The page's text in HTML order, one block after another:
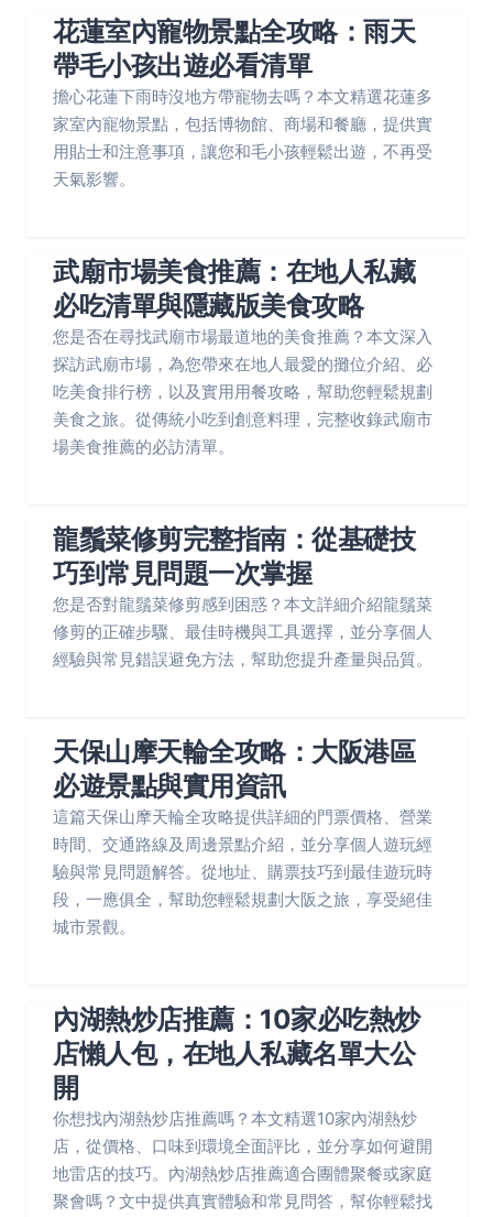
花蓮室內寵物景點全攻略：雨天
帶毛小孩出遊必看清單
擔心花蓮下雨時沒地方帶寵物去嗎？本文精選花蓮多
家室內寵物景點，包括博物館、商場和餐廳，提供實
用貼士和注意事項，讓您和毛小孩輕鬆出遊，不再受
天氣影響。
武廟市場美食推薦：在地人私藏
必吃清單與隱藏版美食攻略
您是否在尋找武廟市場最道地的美食推薦？本文深入
探訪武廟市場，為您帶來在地人最愛的攤位介紹、必
吃美食排行榜，以及實用用餐攻略，幫助您輕鬆規劃
美食之旅。從傳統小吃到創意料理，完整收錄武廟市
場美食推薦的必訪清單。
龍鬚菜修剪完整指南：從基礎技
巧到常見問題一次掌握
您是否對龍鬚菜修剪感到困惑？本文詳細介紹龍鬚菜
修剪的正確步驟、最佳時機與工具選擇，並分享個人
經驗與常見錯誤避免方法，幫助您提升產量與品質。
天保山摩天輪全攻略：大阪港區
必遊景點與實用資訊
這篇天保山摩天輪全攻略提供詳細的門票價格、營業
時間、交通路線及周邊景點介紹，並分享個人遊玩經
驗與常見問題解答。從地址、購票技巧到最佳遊玩時
段，一應俱全，幫助您輕鬆規劃大阪之旅，享受絕佳
城市景觀。
內湖熱炒店推薦：10家必吃熱炒
店懶人包，在地人私藏名單大公
開
你想找內湖熱炒店推薦嗎？本文精選10家內湖熱炒
店，從價格、口味到環境全面評比，並分享如何避開
地雷店的技巧。內湖熱炒店推薦適合團體聚餐或家庭
聚會嗎？文中提供真實體驗和常見問答，幫你輕鬆找